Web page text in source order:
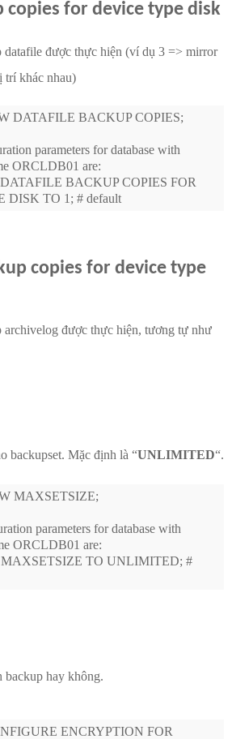
copies for device type disk
datafile được thực hiện (ví dụ 3 => mirror
trí khác nhau)
DATAFILE BACKUP COPIES;
parameters for database with
ORCLDB01 are:
BACKUP COPIES FOR
DISK TO 1; # default
copies for device type
archivelog được thực hiện, tương tự như
backupset. Mặc định là “UNLIMITED“.
MAXSETSIZE;
parameters for database with
ORCLDB01 are:
TO UNLIMITED; #
backup hay không.
ENCRYPTION FOR